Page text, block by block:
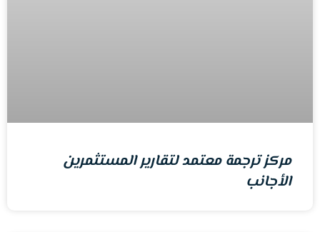
مركز ترجمة معتمد لتقارير المستثمرين
الأجانب